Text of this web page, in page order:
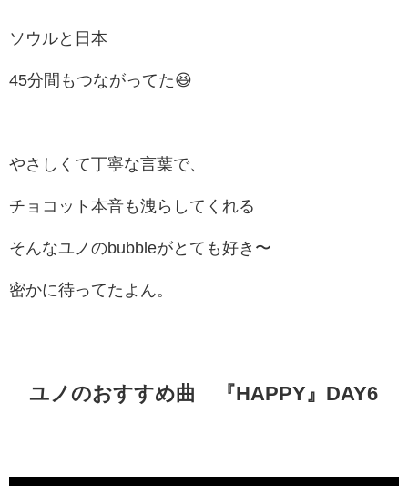
ソウルと日本
45分間もつながってた😆
やさしくて丁寧な言葉で、
チョコット本音も洩らしてくれる
そんなユノのbubbleがとても好き〜
密かに待ってたよん。
ユノのおすすめ曲 『HAPPY』DAY6